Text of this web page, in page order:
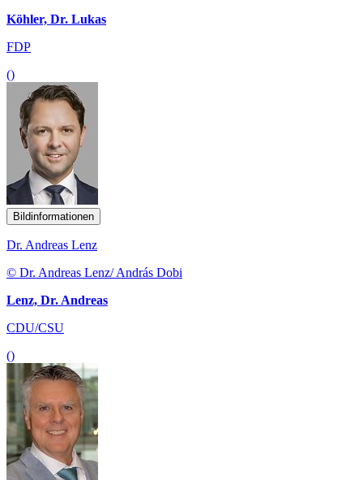
Köhler, Dr. Lukas
FDP
()
Bildinformationen
Dr. Andreas Lenz
© Dr. Andreas Lenz/ András Dobi
Lenz, Dr. Andreas
CDU/CSU
()